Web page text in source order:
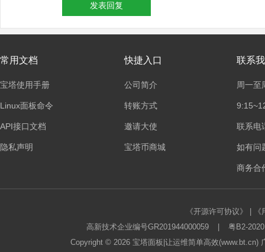
发表回复
常用文档
宝塔使用手册
Linux面板命令
API接口文档
隐私声明
快捷入口
公司简介
转账方式
邀请大使
宝塔币商城
联系
周一至
联系电
如有问
商务合
《开源许可协议》
高新技术企业编号GR201944000059
粤B2-
Copyright © 2026 宝塔面板 |让运维简单高效